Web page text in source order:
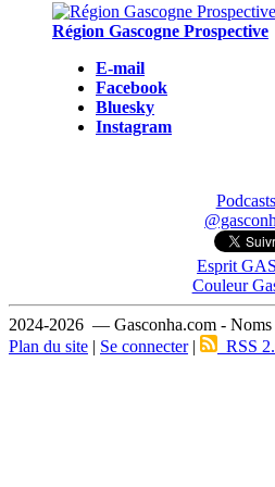
Région Gascogne Prospective
E-mail
Facebook
Bluesky
Instagram
Esprit
Couleur
2024-2026 — Gasconha.com - Noms
Plan du site | Se connecter| RSS